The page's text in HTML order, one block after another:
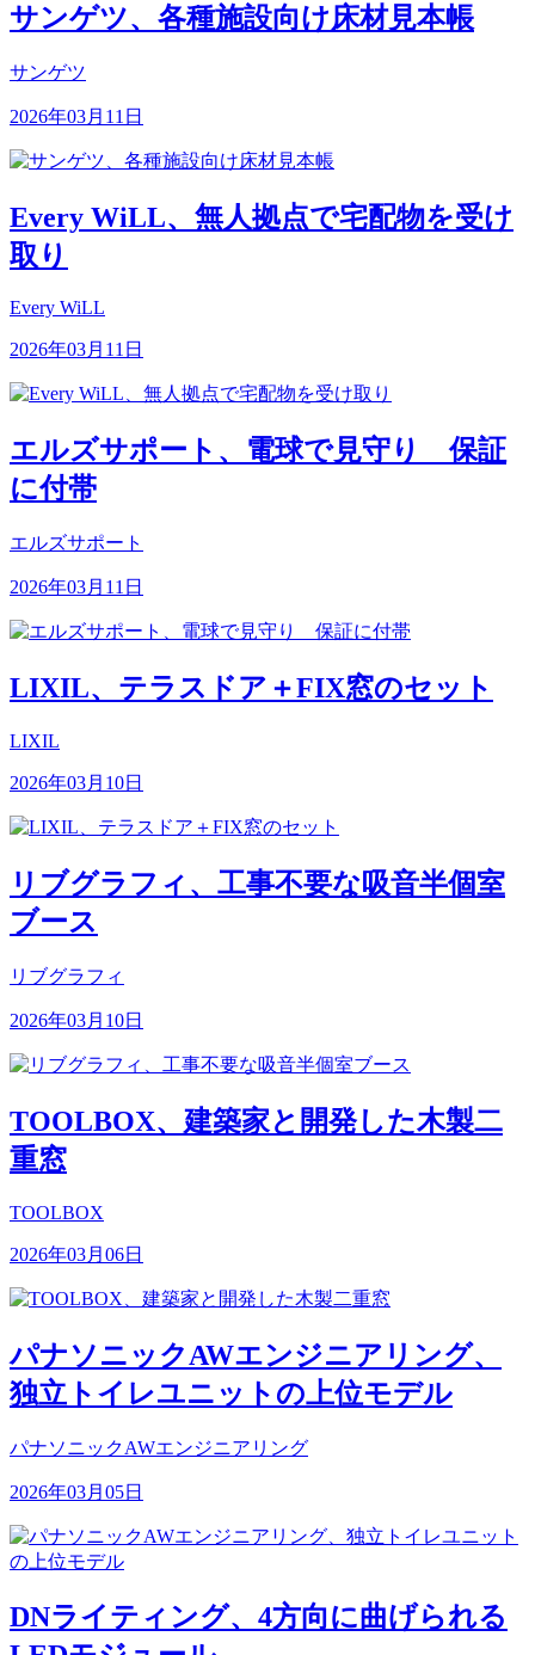
サンゲツ、各種施設向け床材見本帳
サンゲツ
2026年03月11日
Every WiLL、無人拠点で宅配物を受け
取り
Every WiLL
2026年03月11日
エルズサポート、電球で見守り 保証
に付帯
エルズサポート
2026年03月11日
LIXIL、テラスドア＋FIX窓のセット
LIXIL
2026年03月10日
リブグラフィ、工事不要な吸音半個室
ブース
リブグラフィ
2026年03月10日
TOOLBOX、建築家と開発した木製二
重窓
TOOLBOX
2026年03月06日
パナソニックAWエンジニアリング、
独立トイレユニットの上位モデル
パナソニックAWエンジニアリング
2026年03月05日
DNライティング、4方向に曲げられる